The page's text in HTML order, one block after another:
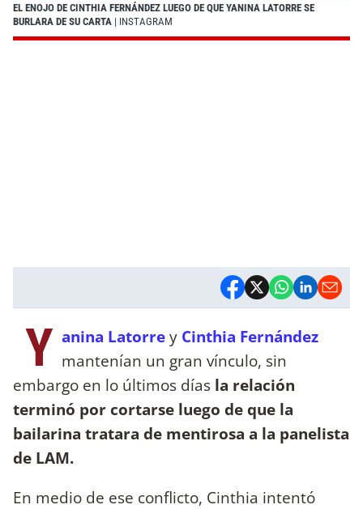
EL ENOJO DE CINTHIA FERNÁNDEZ LUEGO DE QUE YANINA LATORRE SE
BURLARA DE SU CARTA | INSTAGRAM
Y anina Latorrey Cinthia Fernández
mantenían un gran vínculo, sin
embargo en lo últimos días la relación
terminó por cortarse luego de que la
bailarina tratara de mentirosa a la panelista
de LAM.
En medio de ese conflicto, Cinthia intentó